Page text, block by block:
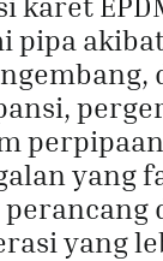
yang
yang